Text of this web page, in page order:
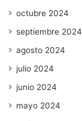
octubre 2024
septiembre 2024
agosto 2024
julio 2024
junio 2024
mayo 2024